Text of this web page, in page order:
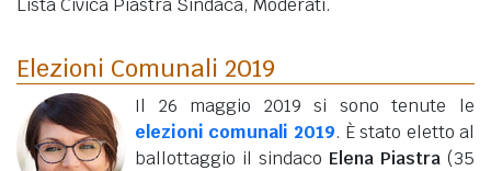
Lista Civica Piastra Sindaca, Moderati.
Elezioni Comunali 2019
Il 26 maggio 2019 si sono tenute le
elezioni comunali 2019. È stato eletto al
ballottaggio il sindaco Elena Piastra (35